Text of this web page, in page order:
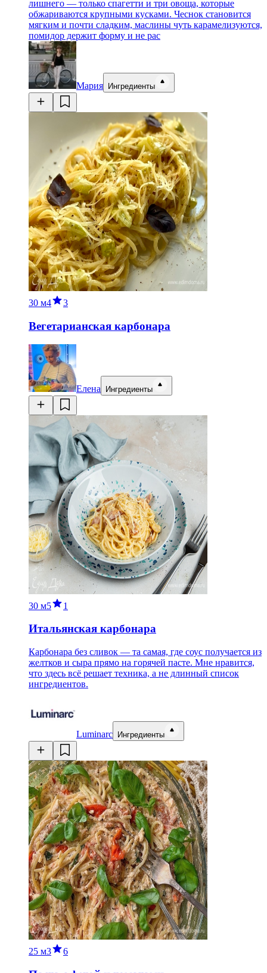
лишнего — только спагетти и три овоща, которые
обжариваются крупными кусками. Чеснок становится
мягким и почти сладким, маслины чуть карамелизуются,
помидор держит форму и не рас
Мария Ингредиенты
30 м4 3
Вегетарианская карбонара
Елена Ингредиенты
30 м5 1
Итальянская карбонара
Карбонара без сливок — та самая, где соус получается из
желтков и сыра прямо на горячей пасте. Мне нравится,
что здесь всё решает техника, а не длинный список
ингредиентов.
Luminarc Ингредиенты
25 м3 6